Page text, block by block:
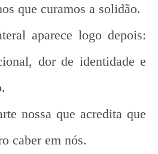
que curamos a solidão.
aparece logo depois:
dor de identidade e
nossa que acredita que
caber em nós.